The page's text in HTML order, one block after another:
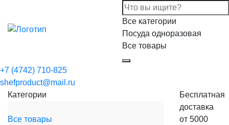
Все категории
Посуда одноразовая
Все товары
+7 (4742) 710-825
shefproduct@mail.ru
Категории
Все товары
Бесплатная
доставка
от 5000